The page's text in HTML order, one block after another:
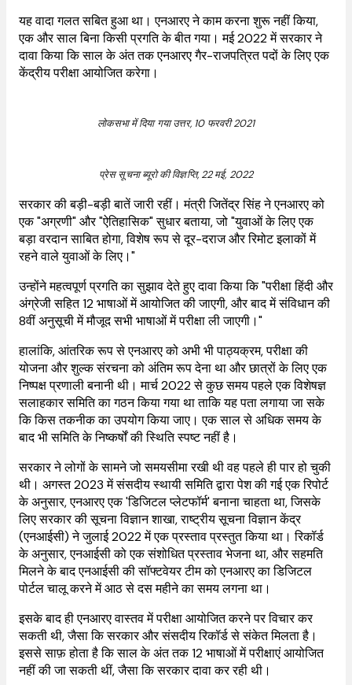
यह वादा गलत सबित हुआ था। एनआरए ने काम करना शुरू नहीं किया,
एक और साल बिना किसी प्रगति के बीत गया। मई 2022 में सरकार ने
दावा किया कि साल के अंत तक एनआरए गैर-राजपत्रित पदों के लिए एक
केंद्रीय परीक्षा आयोजित करेगा।
लोकसभा में दिया गया उत्तर, 10 फरवरी 2021
प्रेस सूचना ब्यूरो की विज्ञप्ति, 22 मई, 2022
सरकार की बड़ी-बड़ी बातें जारी रहीं। मंत्री जितेंद्र सिंह ने एनआरए को
एक "अग्रणी" और "ऐतिहासिक" सुधार बताया, जो "युवाओं के लिए एक
बड़ा वरदान साबित होगा, विशेष रूप से दूर-दराज और रिमोट इलाकों में
रहने वाले युवाओं के लिए।"
उन्होंने महत्वपूर्ण प्रगति का सुझाव देते हुए दावा किया कि "परीक्षा हिंदी और
अंग्रेजी सहित 12 भाषाओं में आयोजित की जाएगी, और बाद में संविधान की
8वीं अनुसूची में मौजूद सभी भाषाओं में परीक्षा ली जाएगी।"
हालांकि, आंतरिक रूप से एनआरए को अभी भी पाठ्यक्रम, परीक्षा की
योजना और शुल्क संरचना को अंतिम रूप देना था और छात्रों के लिए एक
निष्पक्ष प्रणाली बनानी थी। मार्च 2022 से कुछ समय पहले एक विशेषज्ञ
सलाहकार समिति का गठन किया गया था ताकि यह पता लगाया जा सके
कि किस तकनीक का उपयोग किया जाए। एक साल से अधिक समय के
बाद भी समिति के निष्कर्षों की स्थिति स्पष्ट नहीं है।
सरकार ने लोगों के सामने जो समयसीमा रखी थी वह पहले ही पार हो चुकी
थी। अगस्त 2023 में संसदीय स्थायी समिति द्वारा पेश की गई एक रिपोर्ट
के अनुसार, एनआरए एक 'डिजिटल प्लेटफॉर्म' बनाना चाहता था, जिसके
लिए सरकार की सूचना विज्ञान शाखा, राष्ट्रीय सूचना विज्ञान केंद्र
(एनआईसी) ने जुलाई 2022 में एक प्रस्ताव प्रस्तुत किया था। रिकॉर्ड
के अनुसार, एनआईसी को एक संशोधित प्रस्ताव भेजना था, और सहमति
मिलने के बाद एनआईसी की सॉफ्टवेयर टीम को एनआरए का डिजिटल
पोर्टल चालू करने में आठ से दस महीने का समय लगना था।
इसके बाद ही एनआरए वास्तव में परीक्षा आयोजित करने पर विचार कर
सकती थी, जैसा कि सरकार और संसदीय रिकॉर्ड से संकेत मिलता है।
इससे साफ़ होता है कि साल के अंत तक 12 भाषाओं में परीक्षाएं आयोजित
नहीं की जा सकती थीं, जैसा कि सरकार दावा कर रही थी।